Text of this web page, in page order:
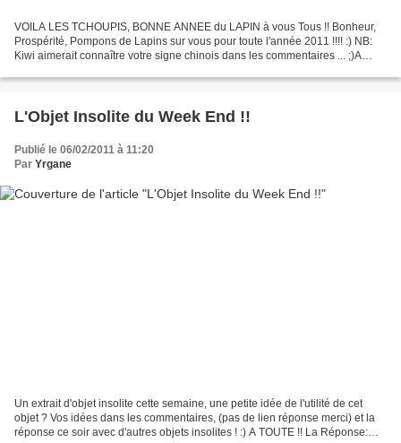
VOILA LES TCHOUPIS, BONNE ANNEE du LAPIN à vous Tous !! Bonheur,
Prospérité, Pompons de Lapins sur vous pour toute l'année 2011 !!!! :) NB:
Kiwi aimerait connaître votre signe chinois dans les commentaires ... ;)A
L'Objet Insolite du Week End !!
Publié le 06/02/2011 à 11:20
Par Yrgane
Un extrait d'objet insolite cette semaine, une petite idée de l'utilité de cet
objet ? Vos idées dans les commentaires, (pas de lien réponse merci) et la
réponse ce soir avec d'autres objets insolites ! :) A TOUTE !! La Réponse: